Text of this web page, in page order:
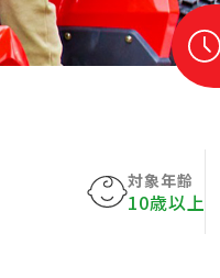
対象年齢
10歳以上